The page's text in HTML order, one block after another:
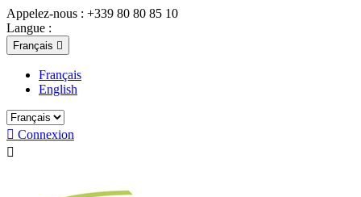
Appelez-nous : +339 80 80 85 10
Langue :
Français 
Français
English
 Connexion
